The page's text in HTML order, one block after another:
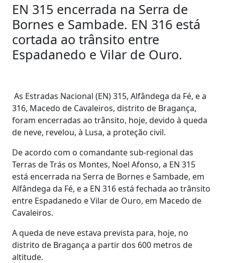
EN 315 encerrada na Serra de
Bornes e Sambade. EN 316 está
cortada ao trânsito entre
Espadanedo e Vilar de Ouro.
As Estradas Nacional (EN) 315, Alfândega da Fé, e a
316, Macedo de Cavaleiros, distrito de Bragança,
foram encerradas ao trânsito, hoje, devido à queda
de neve, revelou, à Lusa, a proteção civil.
De acordo com o comandante sub-regional das
Terras de Trás os Montes, Noel Afonso, a EN 315
está encerrada na Serra de Bornes e Sambade, em
Alfândega da Fé, e a EN 316 está fechada ao trânsito
entre Espadanedo e Vilar de Ouro, em Macedo de
Cavaleiros.
A queda de neve estava prevista para, hoje, no
distrito de Bragança a partir dos 600 metros de
altitude.